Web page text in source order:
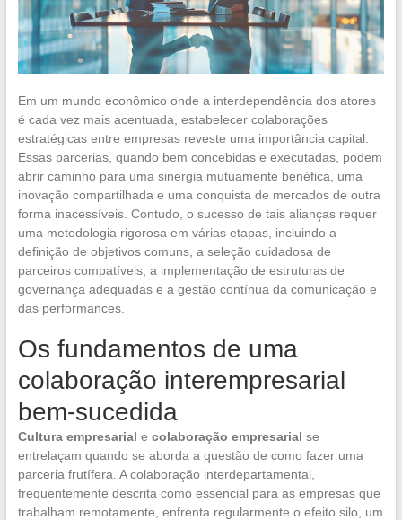
Em um mundo econômico onde a interdependência dos atores
é cada vez mais acentuada, estabelecer colaborações
estratégicas entre empresas reveste uma importância capital.
Essas parcerias, quando bem concebidas e executadas, podem
abrir caminho para uma sinergia mutuamente benéfica, uma
inovação compartilhada e uma conquista de mercados de outra
forma inacessíveis. Contudo, o sucesso de tais alianças requer
uma metodologia rigorosa em várias etapas, incluindo a
definição de objetivos comuns, a seleção cuidadosa de
parceiros compatíveis, a implementação de estruturas de
governança adequadas e a gestão contínua da comunicação e
das performances.
Os fundamentos de uma
colaboração interempresarial
bem-sucedida
Cultura empresarial e colaboração empresarial se
entrelaçam quando se aborda a questão de como fazer uma
parceria frutífera. A colaboração interdepartamental,
frequentemente descrita como essencial para as empresas que
trabalham remotamente, enfrenta regularmente o efeito silo, um